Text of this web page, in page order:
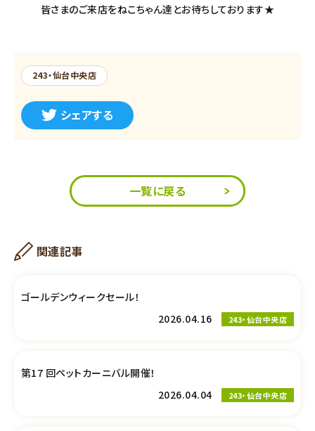
皆さまのご来店をねこちゃん達とお待ちしております★
243・仙台中央店
シェアする
一覧に戻る
関連記事
ゴールデンウィークセール！
2026.04.16
243・仙台中央店
第17 回ペットカーニバル開催！
2026.04.04
243・仙台中央店